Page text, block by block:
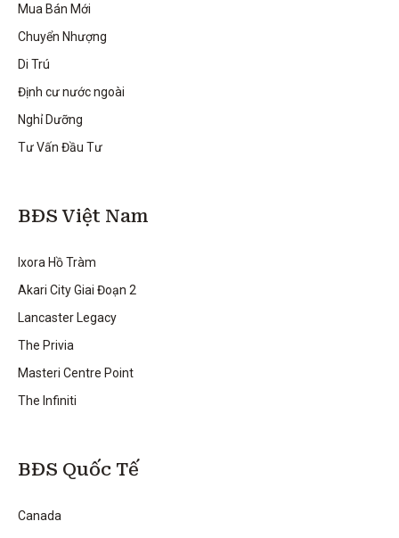
Mua Bán Mới
Chuyển Nhượng
Di Trú
Định cư nước ngoài
Nghỉ Dưỡng
Tư Vấn Đầu Tư
BĐS Việt Nam
Ixora Hồ Tràm
Akari City Giai Đoạn 2
Lancaster Legacy
The Privia
Masteri Centre Point
The Infiniti
BĐS Quốc Tế
Canada